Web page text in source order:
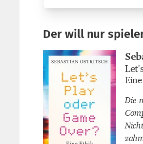
Der will nur
Die